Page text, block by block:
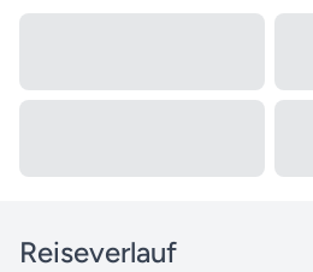
Reiseverlauf